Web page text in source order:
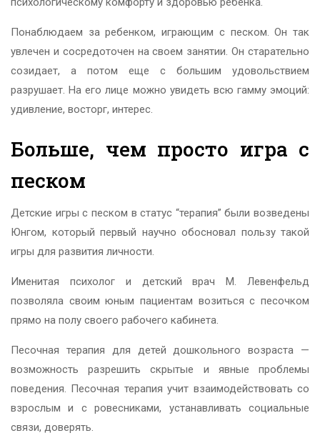
Понаблюдаем за ребенком, играющим с песком. Он так
увлечен и сосредоточен на своем занятии. Он старательно
созидает, а потом еще с большим удовольствием
разрушает. На его лице можно увидеть всю гамму эмоций:
удивление, восторг, интерес.
Больше, чем просто игра с
песком
Детские игры с песком в статус “терапия” были возведены
Юнгом, который первый научно обосновал пользу такой
игры для развития личности.
Именитая психолог и детский врач М. Левенфельд
позволяла своим юным пациентам возиться с песочком
прямо на полу своего рабочего кабинета.
Песочная терапия для детей дошкольного возраста —
возможность разрешить скрытые и явные проблемы
поведения. Песочная терапия учит взаимодействовать со
взрослым и с ровесниками, устанавливать социальные
связи, доверять.